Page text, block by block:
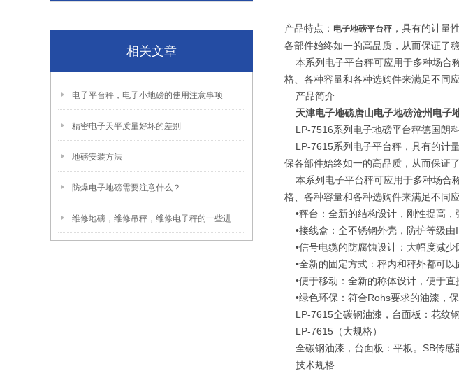
相关文章
电子平台秤，电子小地磅的使用注意事项
精密电子天平质量好坏的差别
地磅安装方法
防爆电子地磅需要注意什么？
维修地磅，维修吊秤，维修电子秤的一些进技巧
产品特点： 电子地磅平台秤，具有的计量
各部件始终如一的高品质，从而保证了
本系列电子平台秤可应用于多种场合
格、各种容量和各种选购件来满足不同应
产品简介
天津电子地磅唐山电子地磅沧州电子
LP-7516系列电子地磅平台秤德国朗
LP-7615系列电子平台秤，具有的计
保各部件始终如一的高品质，从而保证
本系列电子平台秤可应用于多种场合
格、各种容量和各种选购件来满足不同应
•秤台：全新的结构设计，刚性提高，
•接线盒：全不锈钢外壳，防护等级由
•信号电缆的防腐蚀设计：大幅度减少
•全新的固定方式：秤内和秤外都可以
•便于移动：全新的称体设计，便于直
•绿色环保：符合Rohs要求的油漆，保
LP-7615全碳钢油漆，台面板：花纹
LP-7615（大规格）
全碳钢油漆，台面板：平板。SB传感
技术规格